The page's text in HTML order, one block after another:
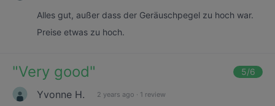
Alles gut, außer dass der Geräuschpegel zu hoch war.
Preise etwas zu hoch.
"Very good" 5/6
Yvonne H. 2 years ago · 1 review